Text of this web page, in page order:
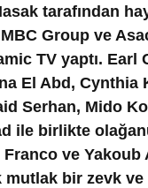
tarafından
MBC Group ve
TV yaptı. Earl
El Abd, Cynthia
Serhan, Mido
ile birlikte
ve Yakoub
bir zevk ve